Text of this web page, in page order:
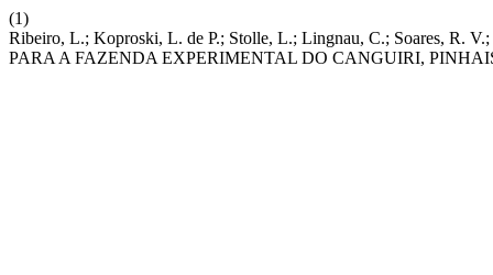
(1)
Ribeiro, L.; Koproski, L. de P.; Stolle, L.; Lingnau, C.; Soares,
PARA A FAZENDA EXPERIMENTAL DO CANGUIRI,